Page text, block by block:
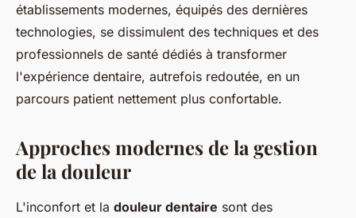
établissements modernes, équipés des dernières
technologies, se dissimulent des techniques et des
professionnels de santé dédiés à transformer
l'expérience dentaire, autrefois redoutée, en un
parcours patient nettement plus confortable.
Approches modernes de la gestion
de la douleur
L'inconfort et la douleur dentaire sont des